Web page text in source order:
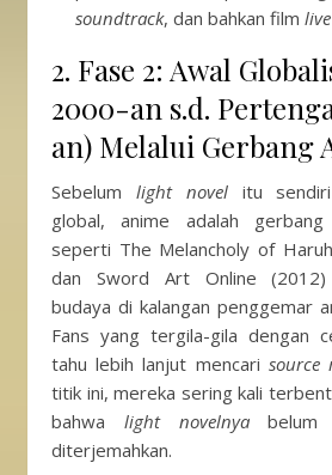
soundtrack, dan bahkan film
2. Fase 2: Awal
2000-an s.d.
an) Melalui Gerbang
Sebelum light novel itu
global, anime adalah gerbang
seperti The Melancholy of
dan Sword Art Online (2012)
budaya di kalangan penggemar
Fans yang tergila-gila dengan
tahu lebih lanjut mencari source
titik ini, mereka sering kali
bahwa light novelnyabelum
diterjemahkan.